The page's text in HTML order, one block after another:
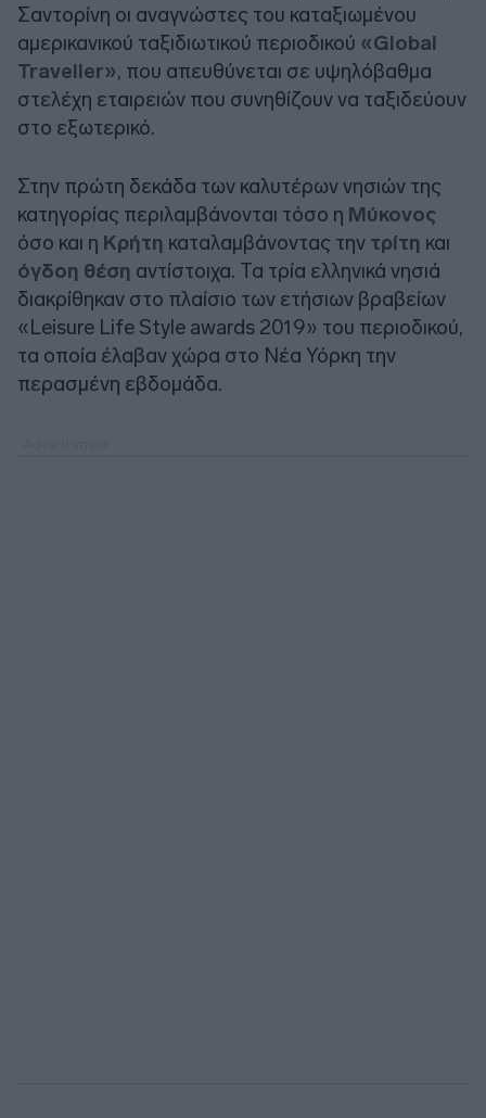
Σαντορίνη οι αναγνώστες του καταξιωμένου
αμερικανικού ταξιδιωτικού περιοδικού «Global
Traveller», που απευθύνεται σε υψηλόβαθμα
στελέχη εταιρειών που συνηθίζουν να ταξιδεύουν
στο εξωτερικό.
Στην πρώτη δεκάδα των καλυτέρων νησιών της
κατηγορίας περιλαμβάνονται τόσο η Μύκονος
όσο και η Κρήτη καταλαμβάνοντας την τρίτη και
όγδοη θέση αντίστοιχα. Τα τρία ελληνικά νησιά
διακρίθηκαν στο πλαίσιο των ετήσιων βραβείων
«Leisure Life Style awards 2019» του περιοδικού,
τα οποία έλαβαν χώρα στο Νέα Υόρκη την
περασμένη εβδομάδα.